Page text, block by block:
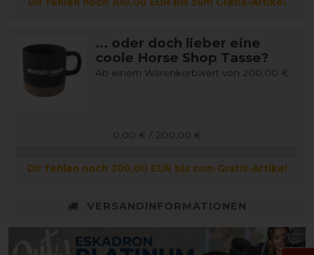
Dir fehlen noch 100,00 EUR bis zum Gratis-Artikel
... oder doch lieber eine
coole Horse Shop Tasse?
Ab einem Warenkorbwert von 200,00 €
0,00 € / 200,00 €
Dir fehlen noch 200,00 EUR bis zum Gratis-Artikel
VERSANDINFORMATIONEN